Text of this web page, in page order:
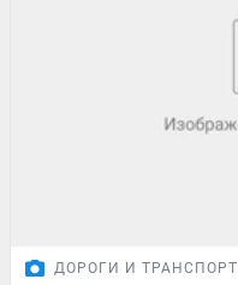
ДОРОГИ И ТРАНСПОРТ